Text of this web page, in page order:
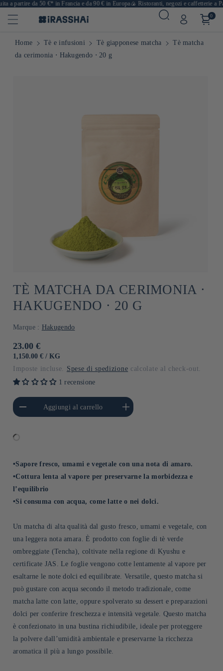
a partire da 50 €* in Francia e da 90 € in Europa🍙 Ristoranti, negozi e caffetterie a
0
Home Tè e infusioni Tè giapponese matcha
Tè matcha
da cerimonia ⋅ Hakugendo ⋅ 20 g
TÈ MATCHA DA CERIMONIA ⋅
HAKUGENDO ⋅ 20 G
Marque : Hakugendo
Prezzo
di
23.00 €
PREZZO
1,150.00 € / PER
KG
Imposte incluse. Spese di spedizione calcolate al check-out.
1 recensione
quantità per Default
Title
Aggiungi al carrello
Aumenta quantità per Default
Title
•Sapore fresco, umami e vegetale con una nota di amaro.
•Cottura lenta al vapore per preservarne la morbidezza e
l’equilibrio
•Si consuma con acqua, come latte o nei dolci.
Un matcha di alta qualità dal gusto fresco, umami e vegetale, con
una leggera nota amara. È prodotto con foglie di tè verde
ombreggiate (Tencha), coltivate nella regione di Kyushu e
certificate JAS. Le foglie vengono cotte lentamente al vapore per
esaltarne le note dolci ed equilibrate. Versatile, questo matcha si
può gustare con acqua secondo il metodo tradizionale, come
matcha latte con latte, oppure spolverato su dessert e preparazioni
dolci per conferire freschezza e intensità vegetale. Questo matcha
è confezionato in una bustina richiudibile, ideale per proteggere
la polvere dall’umidità ambientale e preservarne la ricchezza
aromatica il più a lungo possibile.